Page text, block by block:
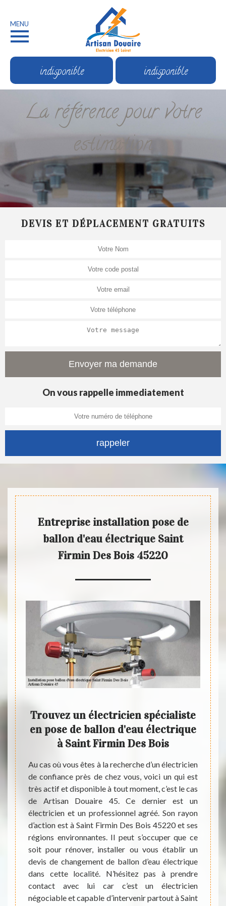
MENU
indisponible indisponible
La référence pour votre
estimation
DEVIS ET DÉPLACEMENT GRATUITS
On vous rappelle immediatement
Entreprise installation pose de
ballon d'eau électrique Saint
Firmin Des Bois 45220
et
est
peut
45
est à
Trouvez un électricien spécialiste
en pose de ballon d'eau électrique
à Saint Firmin Des Bois
Au cas où vous êtes à la recherche d’un électricien
de confiance près de chez vous, voici un qui est
très actif et disponible à tout moment, c’est le cas
de Artisan Douaire 45. Ce dernier est un
électricien et un professionnel agréé. Son rayon
d’action est à Saint Firmin Des Bois 45220 et ses
régions environnantes. Il peut s’occuper que ce
soit pour rénover, installer ou vous établir un
devis de changement de ballon d’eau électrique
dans cette localité. N’hésitez pas à prendre
contact avec lui car c’est un électricien
négociable et capable d’intervenir partout à Saint
à la
un